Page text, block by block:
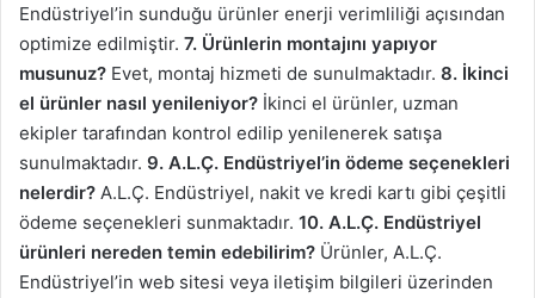
Endüstriyel’in sunduğu ürünler enerji verimliliği açısından
optimize edilmiştir. 7. Ürünlerin montajını yapıyor
musunuz? Evet, montaj hizmeti de sunulmaktadır. 8. İkinci
el ürünler nasıl yenileniyor? İkinci el ürünler, uzman
ekipler tarafından kontrol edilip yenilenerek satışa
sunulmaktadır. 9. A.L.Ç. Endüstriyel’in ödeme seçenekleri
nelerdir? A.L.Ç. Endüstriyel, nakit ve kredi kartı gibi çeşitli
ödeme seçenekleri sunmaktadır. 10. A.L.Ç. Endüstriyel
ürünleri nereden temin edebilirim? Ürünler, A.L.Ç.
Endüstriyel’in web sitesi veya iletişim bilgileri üzerinden